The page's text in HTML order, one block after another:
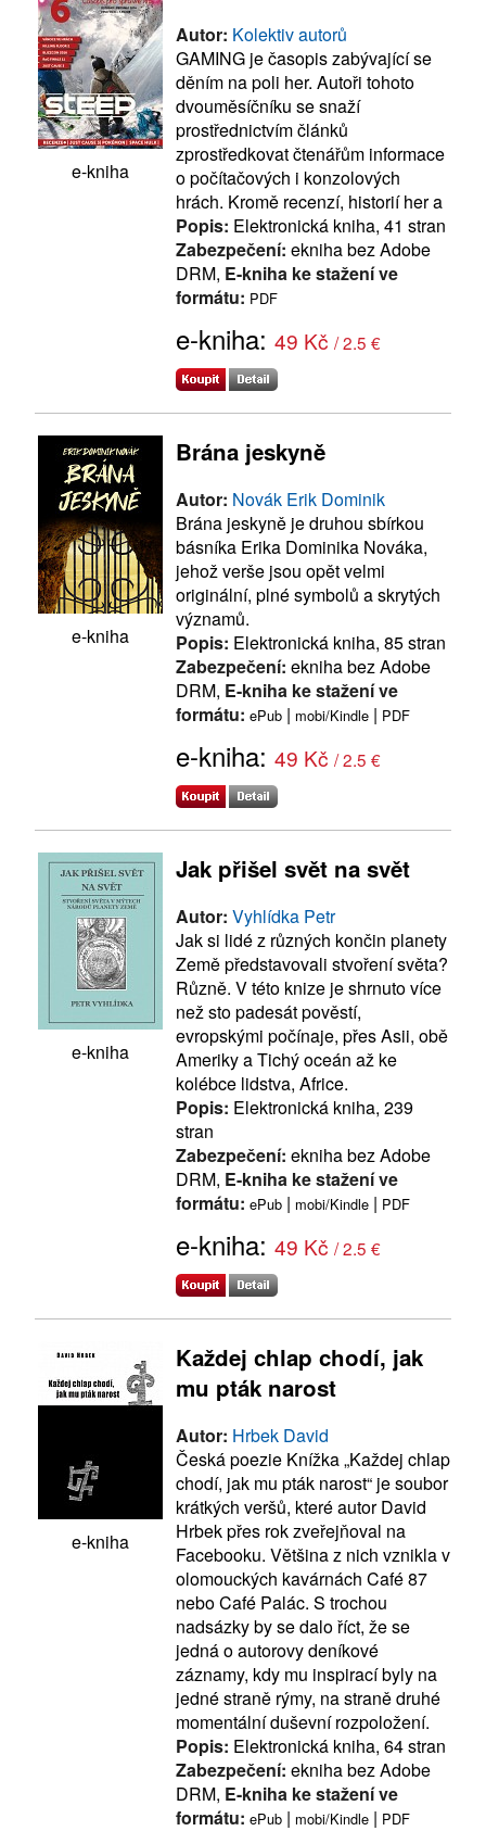
e-kniha
Autor: Kolektiv autorů
GAMING je časopis zabývající se
děním na poli her. Autoři tohoto
dvouměsíčníku se snaží
prostřednictvím článků
zprostředkovat čtenářům informace
o počítačových i konzolových
hrách. Kromě recenzí, historií her a
Popis: Elektronická kniha, 41 stran
Zabezpečení: ekniha bez Adobe
DRM, E-kniha ke stažení ve
formátu: PDF
e-kniha: 49 Kč / 2.5 €
e-kniha
Brána jeskyně
Autor: Novák Erik Dominik
Brána jeskyně je druhou sbírkou
básníka Erika Dominika Nováka,
jehož verše jsou opět velmi
originální, plné symbolů a skrytých
významů.
Popis: Elektronická kniha, 85 stran
Zabezpečení: ekniha bez Adobe
DRM, E-kniha ke stažení ve
formátu: ePub | mobi/Kindle | PDF
e-kniha: 49 Kč / 2.5 €
e-kniha
Jak přišel svět na svět
Autor: Vyhlídka Petr
Jak si lidé z různých končin planety
Země představovali stvoření světa?
Různě. V této knize je shrnuto více
než sto padesát pověstí,
evropskými počínaje, přes Asii, obě
Ameriky a Tichý oceán až ke
kolébce lidstva, Africe.
Popis: Elektronická kniha, 239
stran
Zabezpečení: ekniha bez Adobe
DRM, E-kniha ke stažení ve
formátu: ePub | mobi/Kindle | PDF
e-kniha: 49 Kč / 2.5 €
e-kniha
Každej chlap chodí, jak
mu pták narost
Autor: Hrbek David
Česká poezie Knížka „Každej chlap
chodí, jak mu pták narost“ je soubor
krátkých veršů, které autor David
Hrbek přes rok zveřejňoval na
Facebooku. Většina z nich vznikla v
olomouckých kavárnách Café 87
nebo Café Palác. S trochou
nadsázky by se dalo říct, že se
jedná o autorovy deníkové
záznamy, kdy mu inspirací byly na
jedné straně rýmy, na straně druhé
momentální duševní rozpoložení.
Popis: Elektronická kniha, 64 stran
Zabezpečení: ekniha bez Adobe
DRM, E-kniha ke stažení ve
formátu: ePub | mobi/Kindle | PDF